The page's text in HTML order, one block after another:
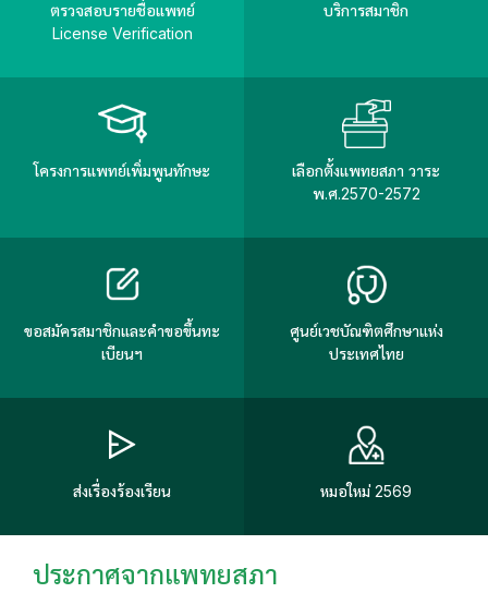
ตรวจสอบรายชื่อแพทย์
License Verification
บริการสมาชิก
โครงการแพทย์เพิ่มพูนทักษะ
เลือกตั้งแพทยสภา วาระ
พ.ศ.2570-2572
ขอสมัครสมาชิกและคำขอขึ้นทะ
เบียนฯ
ศูนย์เวชบัณฑิตศึกษาแห่ง
ประเทศไทย
ส่งเรื่องร้องเรียน หมอใหม่ 2569
ประกาศจากแพทยสภา